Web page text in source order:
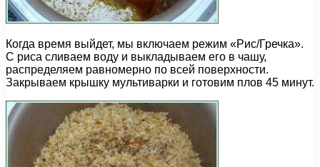
Когда время выйдет, мы включаем режим «Рис/Гречка».
С риса сливаем воду и выкладываем его в чашу,
распределяем равномерно по всей поверхности.
Закрываем крышку мультиварки и готовим плов 45 минут.